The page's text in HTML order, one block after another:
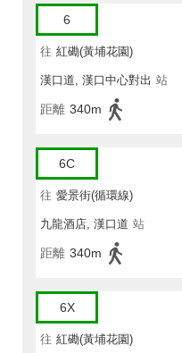
6
往 紅磡(黃埔花園)
漢口道, 漢口中心對出 站
距離 340m
6C
往 愛景街(循環線)
九龍酒店, 漢口道 站
距離 340m
6X
往 紅磡(黃埔花園)